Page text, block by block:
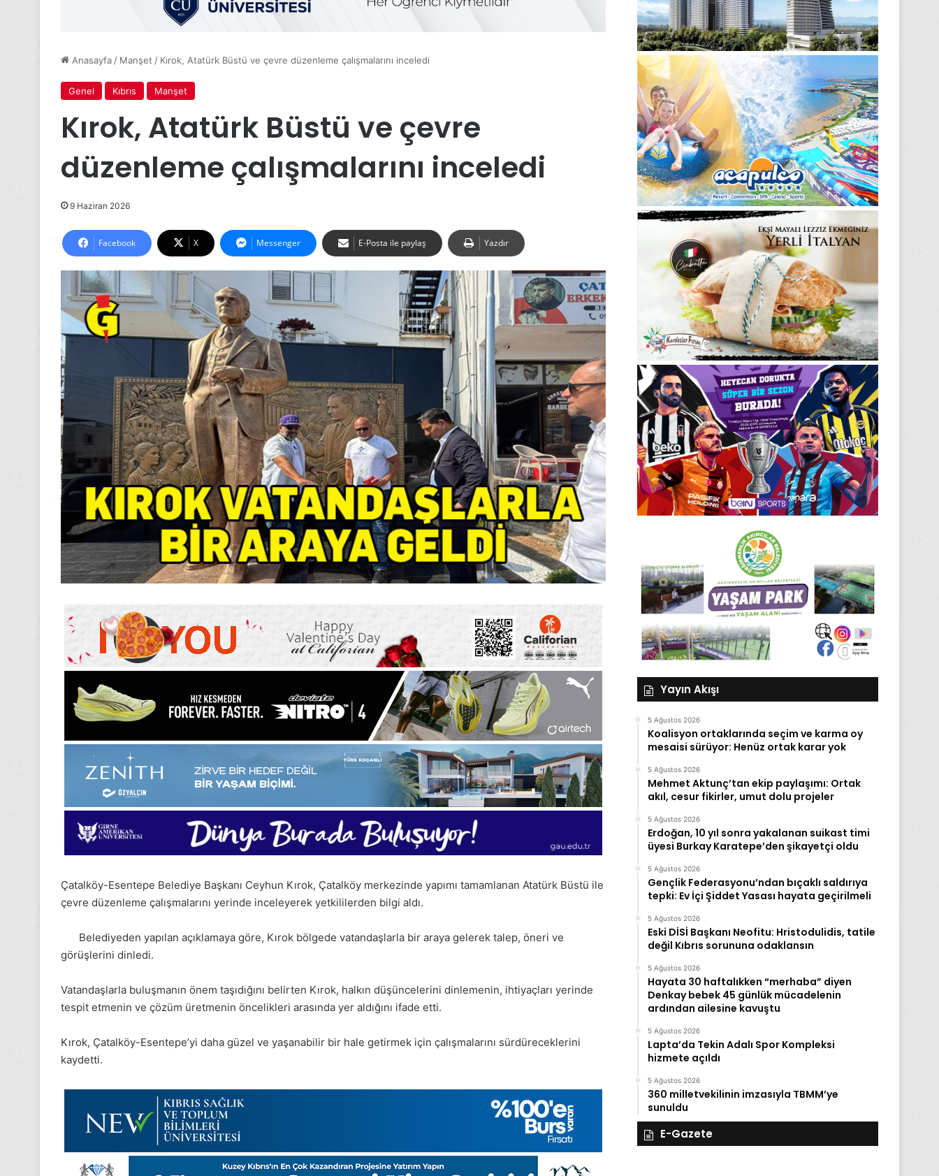
Anasayfa / Manşet / Kırok, Atatürk Büstü ve çevre düzenleme çalışmalarını inceledi
Genel Kıbrıs Manşet
Kırok, Atatürk Büstü ve çevre
düzenleme çalışmalarını inceledi
9 Haziran 2026
Facebook X Messenger E-Posta ile paylaş Yazdır
Çatalköy-Esentepe Belediye Başkanı Ceyhun Kırok, Çatalköy merkezinde yapımı tamamlanan Atatürk Büstü ile
çevre düzenleme çalışmalarını yerinde inceleyerek yetkililerden bilgi aldı.
Belediyeden yapılan açıklamaya göre, Kırok bölgede vatandaşlarla bir araya gelerek talep, öneri ve
görüşlerini dinledi.
Vatandaşlarla buluşmanın önem taşıdığını belirten Kırok, halkın düşüncelerini dinlemenin, ihtiyaçları yerinde
tespit etmenin ve çözüm üretmenin öncelikleri arasında yer aldığını ifade etti.
Kırok, Çatalköy-Esentepe’yi daha güzel ve yaşanabilir bir hale getirmek için çalışmalarını sürdüreceklerini
kaydetti.
Yayın Akışı
5 Ağustos 2026
Koalisyon ortaklarında seçim ve karma oy
mesaisi sürüyor: Henüz ortak karar yok
5 Ağustos 2026
Mehmet Aktunç’tan ekip paylaşımı: Ortak
akıl, cesur fikirler, umut dolu projeler
5 Ağustos 2026
Erdoğan, 10 yıl sonra yakalanan suikast timi
üyesi Burkay Karatepe’den şikayetçi oldu
5 Ağustos 2026
Gençlik Federasyonu’ndan bıçaklı saldırıya
tepki: Ev İçi Şiddet Yasası hayata geçirilmeli
5 Ağustos 2026
Eski DİSİ Başkanı Neofitu: Hristodulidis, tatile
değil Kıbrıs sorununa odaklansın
5 Ağustos 2026
Hayata 30 haftalıkken “merhaba” diyen
Denkay bebek 45 günlük mücadelenin
ardından ailesine kavuştu
5 Ağustos 2026
Lapta’da Tekin Adalı Spor Kompleksi
hizmete açıldı
5 Ağustos 2026
360 milletvekilinin imzasıyla TBMM’ye
sunuldu
E-Gazete
1